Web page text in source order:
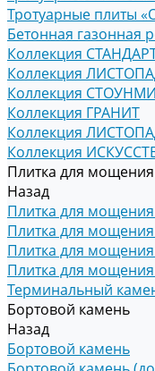
Тротуарные плиты
Бетонная газонная
Коллекция
Коллекция
Коллекция
Коллекция ГРАНИТ
Коллекция
Коллекция
Плитка для
Назад
Плитка для
Плитка для мощения
Плитка для мощения
Плитка для
Терминальный
Бортовой камень
Назад
Бортовой камень